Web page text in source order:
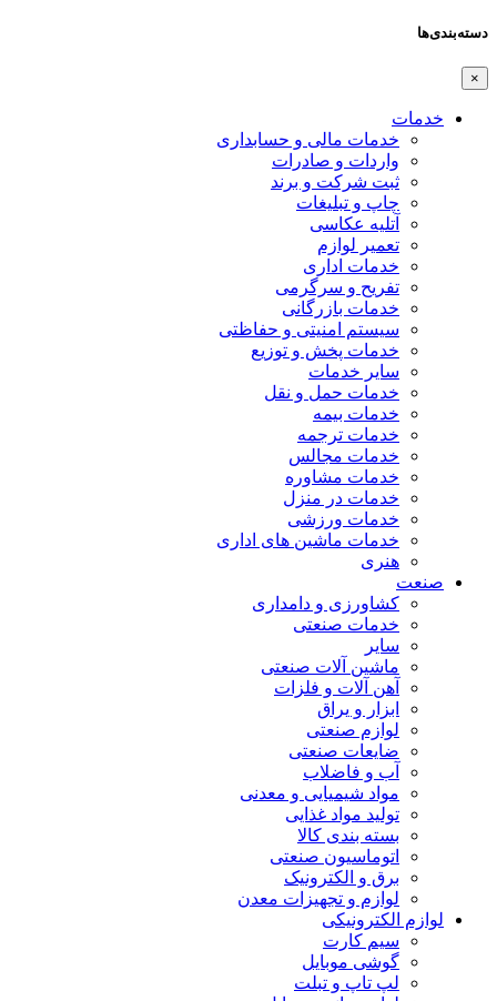
دسته‌بندی‌ها
×
خدمات
خدمات مالی و حسابداری
واردات و صادرات
ثبت شرکت و برند
چاپ و تبلیغات
آتلیه عکاسی
تعمیر لوازم
خدمات اداری
تفریح و سرگرمی
خدمات بازرگانی
سیستم امنیتی و حفاظتی
خدمات پخش و توزیع
سایر خدمات
خدمات حمل و نقل
خدمات بیمه
خدمات ترجمه
خدمات مجالس
خدمات مشاوره
خدمات در منزل
خدمات ورزشی
خدمات ماشین های اداری
هنری
صنعت
کشاورزی و دامداری
خدمات صنعتی
سایر
ماشین آلات صنعتی
آهن آلات و فلزات
ابزار و یراق
لوازم صنعتی
ضایعات صنعتی
آب و فاضلاب
مواد شیمیایی و معدنی
تولید مواد غذایی
بسته بندی کالا
اتوماسیون صنعتی
برق و الکترونیک
لوازم و تجهیزات معدن
لوازم الکترونیکی
سیم کارت
گوشی موبایل
لپ تاپ و تبلت